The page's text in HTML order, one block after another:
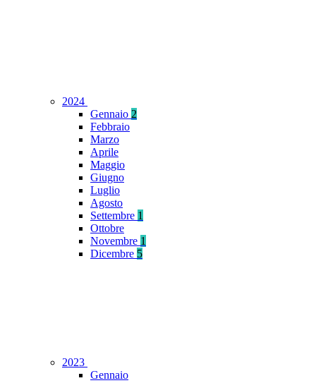
2024
Gennaio 2
Febbraio
Marzo
Aprile
Maggio
Giugno
Luglio
Agosto
Settembre 1
Ottobre
Novembre 1
Dicembre 5
2023
Gennaio